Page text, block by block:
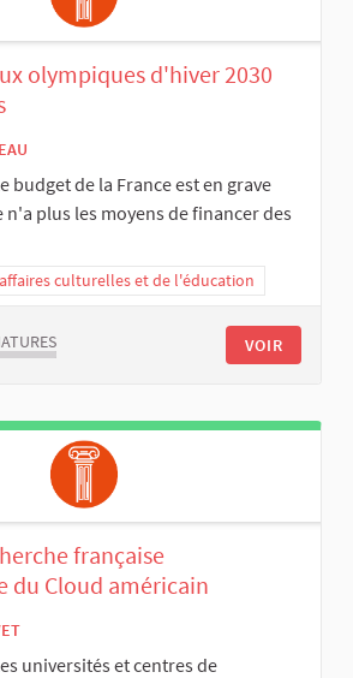
olympiques d'hiver 2030
budget de la France est en grave
n'a plus les moyens de financer des
culturelles et de l'éducation
VOIR
française
du Cloud américain
universités et centres de